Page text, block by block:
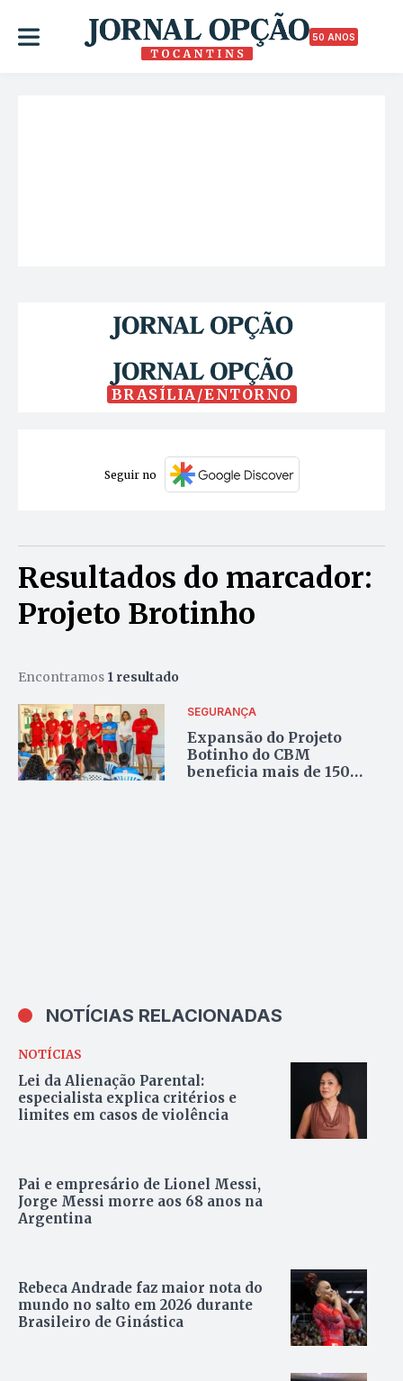
50 ANOS
BRASÍLIA/ENTORNO
Seguir no
Resultados do marcador:
Projeto Brotinho
Encontramos 1 resultado
SEGURANÇA
Expansão do Projeto
Botinho do CBM
beneficia mais de 150
NOTÍCIAS RELACIONADAS
NOTÍCIAS
Lei da Alienação Parental:
especialista explica critérios e
limites em casos de violência
Pai e empresário de Lionel Messi,
Jorge Messi morre aos 68 anos na
Argentina
Rebeca Andrade faz maior nota do
mundo no salto em 2026 durante
Brasileiro de Ginástica